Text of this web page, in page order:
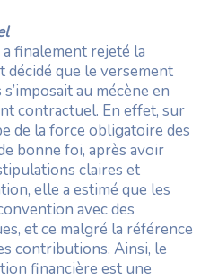
a finalement rejeté la
décidé que le versement
au mécène en
contractuel. En effet, sur
de la force obligatoire des
bonne foi, après avoir
claires et
elle a estimé que les
avec des
et ce malgré la référence
contributions. Ainsi, le
financière est une